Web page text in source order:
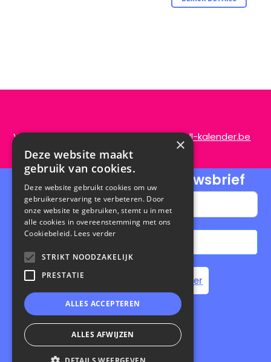
Vragen of opmerkingen?info@de-scroll-kalender.be
Schrijf je in voor onze nieuwsbrief
Home Steun de Scroll Kalender
Privacybeleid|Cookiebeleid
Website laten makendoor Conversal
×
Deze website maakt
gebruik van cookies.
Deze website gebruikt cookies om uw
gebruikerservaring te verbeteren. Door
onze website te gebruiken, stemt u in met
alle cookies in overeenstemming met ons
Cookiebeleid. Lees verder
STRIKT NOODZAKELIJK
PRESTATIE
ALLES ACCEPTEREN
ALLES AFWIJZEN